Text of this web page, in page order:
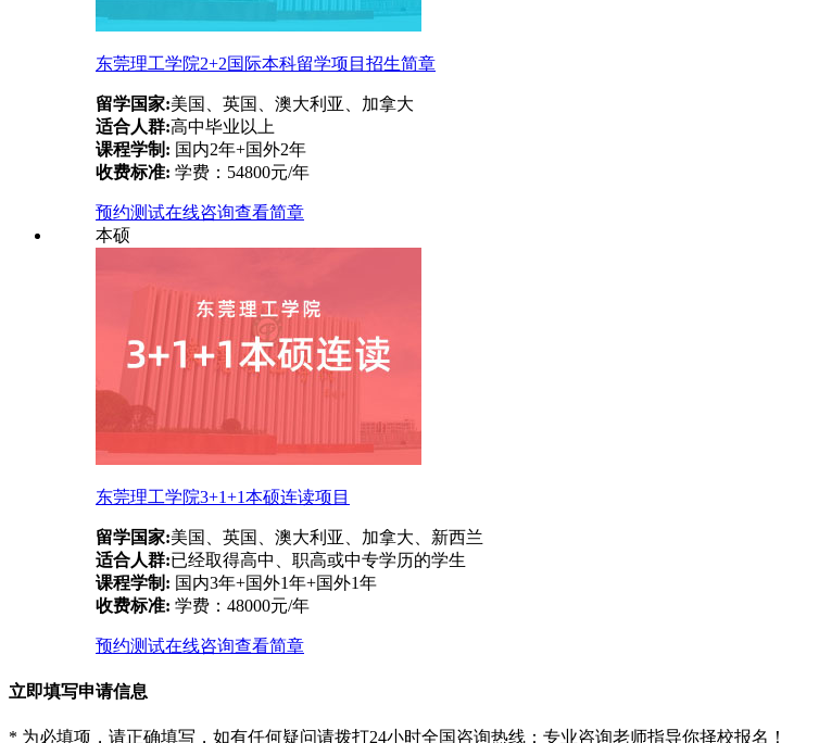
东莞理工学院2+2国际本科留学项目招生简章
留学国家:美国、英国、澳大利亚、加拿大
适合人群:高中毕业以上
课程学制: 国内2年+国外2年
收费标准: 学费：54800元/年
预约测试在线咨询查看简章
本硕
东莞理工学院3+1+1本硕连读项目
留学国家:美国、英国、澳大利亚、加拿大、新西兰
适合人群:已经取得高中、职高或中专学历的学生
课程学制: 国内3年+国外1年+国外1年
收费标准: 学费：48000元/年
预约测试在线咨询查看简章
立即填写申请信息
* 为必填项，请正确填写，如有任何疑问请拨打24小时全国咨询热线 ：专业咨询老师指导你择校报名！